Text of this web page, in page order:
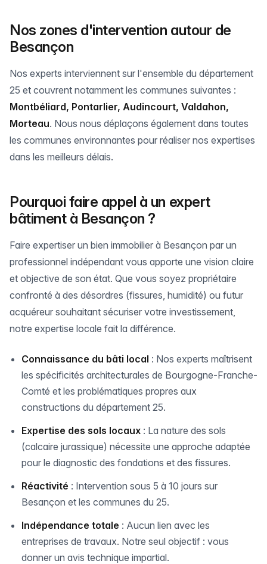
Nos zones d'intervention autour de
Besançon
Nos experts interviennent sur l'ensemble du département
25 et couvrent notamment les communes suivantes :
Montbéliard, Pontarlier, Audincourt, Valdahon,
Morteau. Nous nous déplaçons également dans toutes
les communes environnantes pour réaliser nos expertises
dans les meilleurs délais.
Pourquoi faire appel à un expert
bâtiment à Besançon ?
Faire expertiser un bien immobilier à Besançon par un
professionnel indépendant vous apporte une vision claire
et objective de son état. Que vous soyez propriétaire
confronté à des désordres (fissures, humidité) ou futur
acquéreur souhaitant sécuriser votre investissement,
notre expertise locale fait la différence.
Connaissance du bâti local : Nos experts maîtrisent
les spécificités architecturales de Bourgogne-Franche-
Comté et les problématiques propres aux
constructions du département 25.
Expertise des sols locaux : La nature des sols
(calcaire jurassique) nécessite une approche adaptée
pour le diagnostic des fondations et des fissures.
Réactivité : Intervention sous 5 à 10 jours sur
Besançon et les communes du 25.
Indépendance totale : Aucun lien avec les
entreprises de travaux. Notre seul objectif : vous
donner un avis technique impartial.